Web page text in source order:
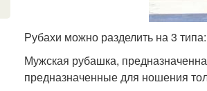
Рубахи можно разделить на 3 типа:
Мужская рубашка,
предназначенные для ношения